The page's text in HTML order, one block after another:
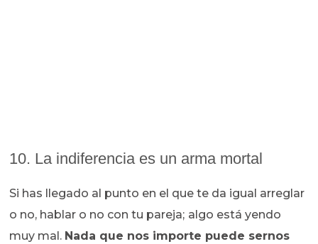
10. La indiferencia es un arma mortal
Si has llegado al punto en el que te da igual arreglar
o no, hablar o no con tu pareja; algo está yendo
muy mal. Nada que nos importe puede sernos